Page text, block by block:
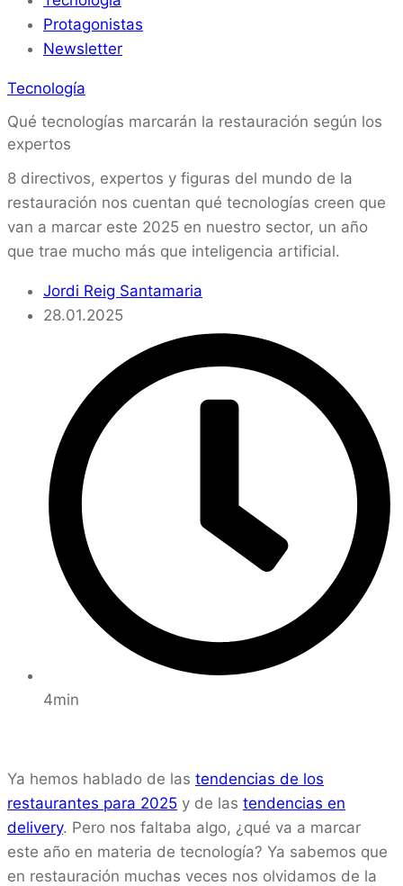
Protagonistas
Newsletter
Tecnología
Qué tecnologías marcarán la restauración según los
expertos
8 directivos, expertos y figuras del mundo de la
restauración nos cuentan qué tecnologías creen que
van a marcar este 2025 en nuestro sector, un año
que trae mucho más que inteligencia artificial.
Jordi Reig Santamaria
28.01.2025
4min
Ya hemos hablado de las tendencias de los
restaurantes para 2025 y de las tendencias en
delivery. Pero nos faltaba algo, ¿qué va a marcar
este año en materia de tecnología? Ya sabemos que
en restauración muchas veces nos olvidamos de la